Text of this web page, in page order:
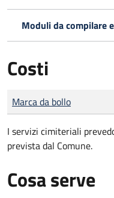
Moduli da compilare
Costi
Tipo di pagamento
Importo
Marca da bollo
I servizi cimiteriali
prevista dal Comune.
Cosa serve